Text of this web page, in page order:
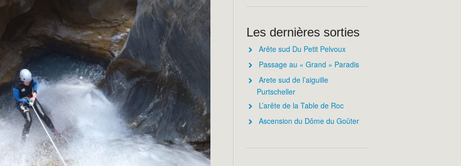
Les dernières sorties
Arête sud Du Petit Pelvoux
Passage au « Grand » Paradis
Arete sud de l’aiguille
Purtscheller
L’arête de la Table de Roc
Ascension du Dôme du Goûter